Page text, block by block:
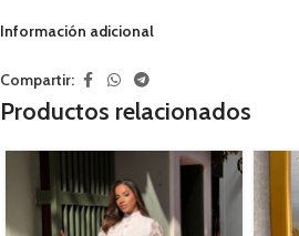
Información adicional
Compartir:
Productos relacionados